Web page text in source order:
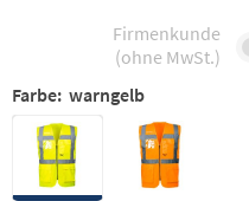
Firmenkunde
(ohne MwSt.)
Farbe: warngelb